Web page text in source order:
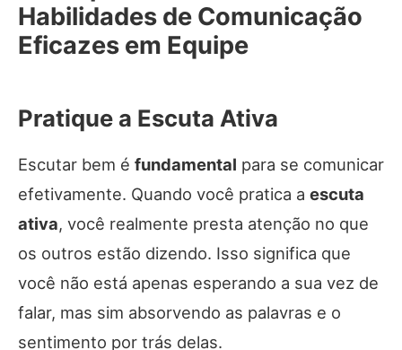
Habilidades de Comunicação
Eficazes em Equipe
Pratique a Escuta Ativa
Escutar bem é fundamental para se comunicar
efetivamente. Quando você pratica a escuta
ativa, você realmente presta atenção no que
os outros estão dizendo. Isso significa que
você não está apenas esperando a sua vez de
falar, mas sim absorvendo as palavras e o
sentimento por trás delas.